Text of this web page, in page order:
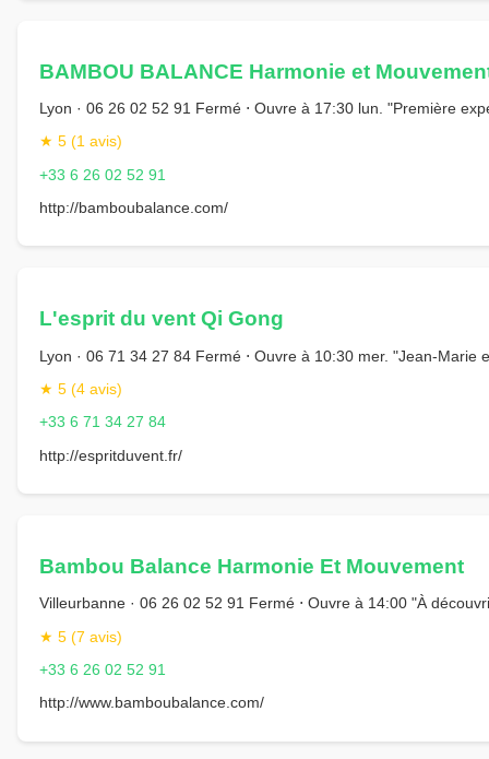
BAMBOU BALANCE Harmonie et
Lyon · 06 26 02 52 91 Fermé ⋅ Ouvre à 17:30 lun. "Première
★ 5 (1 avis)
+33 6 26 02 52 91
http://bamboubalance.com/
L'esprit du vent Qi Gong
Lyon · 06 71 34 27 84 Fermé ⋅ Ouvre à 10:30 mer. "Jean-Marie
★ 5 (4 avis)
+33 6 71 34 27 84
http://espritduvent.fr/
Bambou Balance Harmonie Et Mouvement
Villeurbanne · 06 26 02 52 91 Fermé ⋅ Ouvre à 14:00 "À
★ 5 (7 avis)
+33 6 26 02 52 91
http://www.bamboubalance.com/